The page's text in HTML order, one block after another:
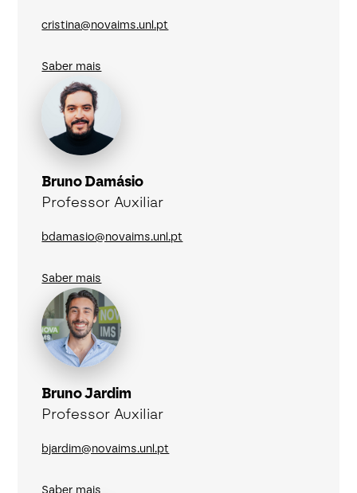
cristina@novaims.unl.pt
Saber mais
Bruno Damásio
Professor Auxiliar
bdamasio@novaims.unl.pt
Saber mais
Bruno Jardim
Professor Auxiliar
bjardim@novaims.unl.pt
Saber mais